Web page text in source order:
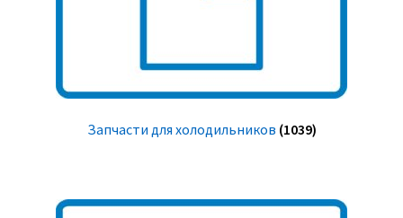
Запчасти для холодильников (1039)